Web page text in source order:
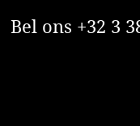
Bel ons +32 3